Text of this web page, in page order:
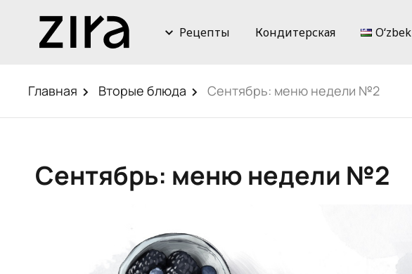
Рецепты Кондитерская Oʻzbek
Главная Вторые блюда Сентябрь: меню недели №2
Сентябрь: меню недели №2